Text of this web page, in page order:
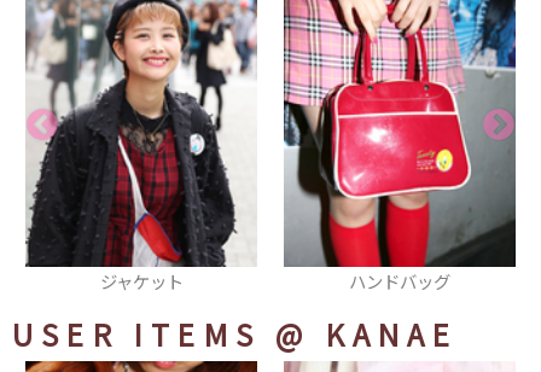
ハンドバッグ チョーカー
USER ITEMS @ KANAE